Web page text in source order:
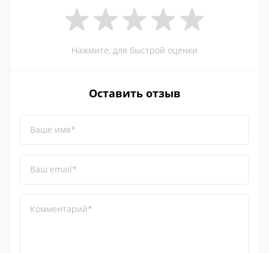
Нажмите, для быстрой оценки
Оставить отзыв
Ваше имя*
Ваш email*
Комментарий*